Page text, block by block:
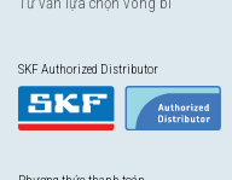
SKF Authorized Distributor